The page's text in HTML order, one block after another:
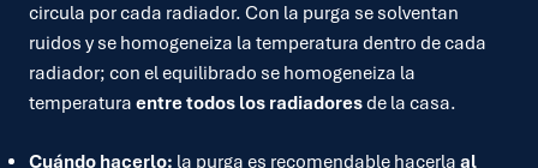
circula por cada radiador. Con la purga se solventan
ruidos y se homogeneiza la temperatura dentro de cada
radiador; con el equilibrado se homogeneiza la
temperatura entre todos los radiadoresde la casa.
Cuándo hacerlo: la purga es recomendable hacerla al